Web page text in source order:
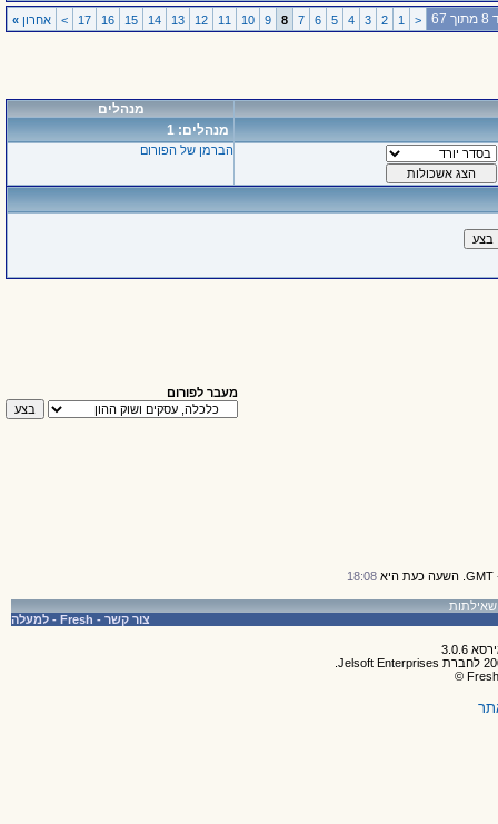
<
1
2
3
4
5
6
7
8
9
10
11
12
13
14
15
16
17
> אחרון »
מנהלים
מנהלים: 1
הברמן של הפורום
מעבר לפורום
18:08
צור קשר -
Fresh
- למעלה